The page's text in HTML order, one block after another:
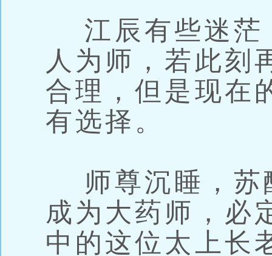
江辰有些迷茫
人为师，若此刻
合理，但是现在
有选择。
师尊沉睡，苏
成为大药师，必
中的这位太上长